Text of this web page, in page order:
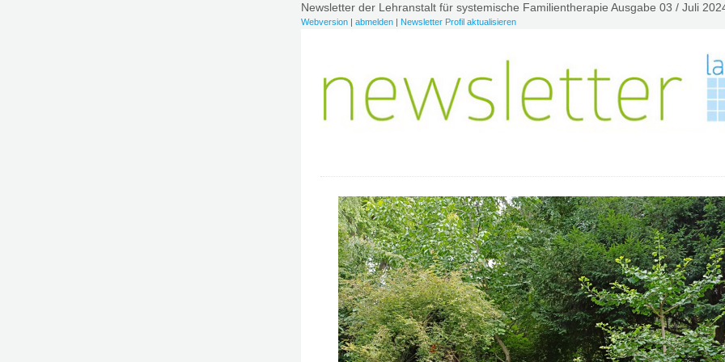
Newsletter der Lehranstalt für systemische Familientherapie Ausgabe 03 / Juli
Webversion | abmelden | Newsletter Profil aktualisieren